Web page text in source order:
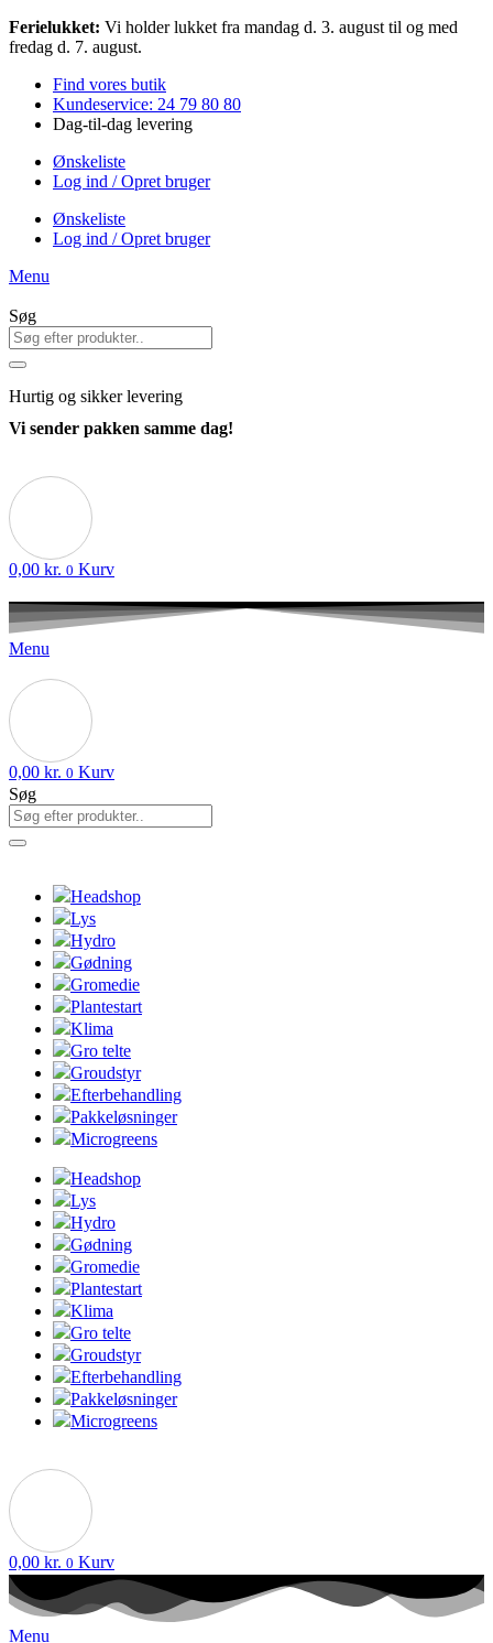
Videre
til
Ferielukket: Vi holder lukket fra mandag d. 3. august til og med
fredag d. 7. august.
Find vores butik
Kundeservice: 24 79 80 80
Dag-til-dag levering
Ønskeliste
Log ind / Opret bruger
Ønskeliste
Log ind / Opret bruger
Menu
Søg
Hurtig og sikker levering
Vi sender pakken samme dag!
0,00 kr. 0 Kurv
Menu
0,00 kr. 0 Kurv
Søg
Headshop
Lys
Hydro
Gødning
Gromedie
Plantestart
Klima
Gro telte
Groudstyr
Efterbehandling
Pakkeløsninger
Microgreens
Headshop
Lys
Hydro
Gødning
Gromedie
Plantestart
Klima
Gro telte
Groudstyr
Efterbehandling
Pakkeløsninger
Microgreens
0,00 kr. 0 Kurv
Menu